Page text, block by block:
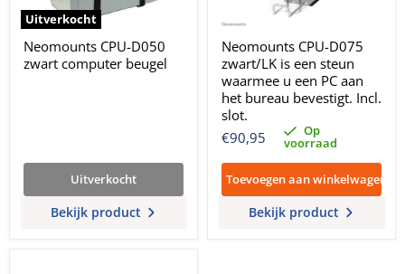
Uitverkocht
Neomounts CPU-D050
zwart computer beugel
Uitverkocht
Bekijk product
Neomounts CPU-D075
zwart/LK is een steun
waarmee u een PC aan
het bureau bevestigt. Incl.
slot.
€90,95
Op
voorraad
Toevoegen aan winkelwagen
Bekijk product